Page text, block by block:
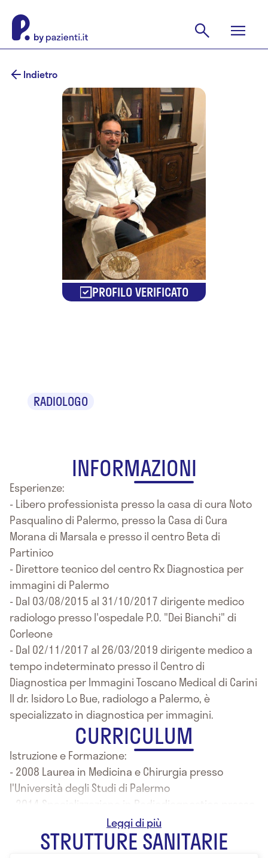
Indietro
PROFILO VERIFICATO
RADIOLOGO
INFORMAZIONI
Esperienze:
- Libero professionista presso la casa di cura Noto
Pasqualino di Palermo, presso la Casa di Cura
Morana di Marsala e presso il centro Beta di
Partinico
- Direttore tecnico del centro Rx Diagnostica per
immagini di Palermo
- Dal 03/08/2015 al 31/10/2017 dirigente medico
radiologo presso l'ospedale P.O. "Dei Bianchi" di
Corleone
- Dal 02/11/2017 al 26/03/2019 dirigente medico a
tempo indeterminato presso il Centro di
Diagnostica per Immagini Toscano Medical di Carini
Il dr. Isidoro Lo Bue, radiologo a Palermo, è
specializzato in diagnostica per immagini.
CURRICULUM
Istruzione e Formazione:
- 2008 Laurea in Medicina e Chirurgia presso
l'Università degli Studi di Palermo
- 2014 Specializzazione in Radiodiagnostica presso
l'Università degli Studi di Palermo
STRUTTURE SANITARIE